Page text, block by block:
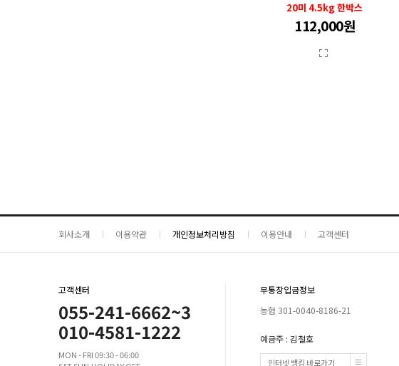
20미 4.5kg 한박스
112,000원
회사소개 이용약관 개인정보처리방침 이용안내 고객센터
고객센터
055-241-6662~3
010-4581-1222
MON - FRI 09:30 - 06:00
무통장입금정보
농협 301-0040-8186-21
예금주 : 김철호
인터넷 뱅킹 바로가기